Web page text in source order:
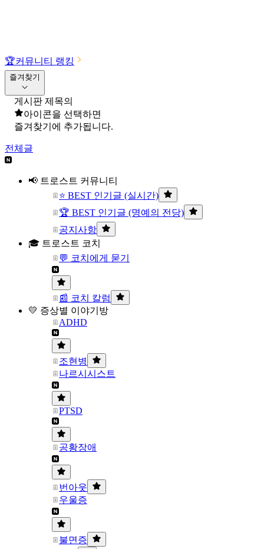
🏆커뮤니티 랭킹
즐겨찾기
게시판 제목의
아이콘을 선택하면
즐겨찾기에 추가됩니다.
전체글
📢 트로스트 커뮤니티
⭐ BEST 인기글 (실시간)
🏆 BEST 인기글 (명예의 전당)
공지사항
🎓 트로스트 코치
💬 코치에게 묻기
📰 코치 칼럼
💛 증상별 이야기방
ADHD
조현병
나르시시스트
PTSD
공황장애
번아웃
우울증
불면증